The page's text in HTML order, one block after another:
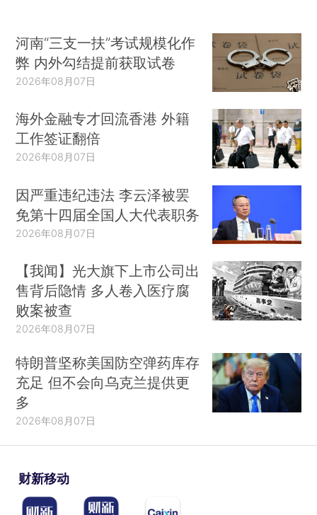
河南“三支一扶”考试规模化作
弊 内外勾结提前获取试卷
2026年08月07日
海外金融专才回流香港 外籍
工作签证翻倍
2026年08月07日
因严重违纪违法 李云泽被罢
免第十四届全国人大代表职务
2026年08月07日
【我闻】光大旗下上市公司出
售背后隐情 多人卷入医疗腐
败案被查
2026年08月07日
特朗普坚称美国防空弹药库存
充足 但不会向乌克兰提供更
多
2026年08月07日
财新移动